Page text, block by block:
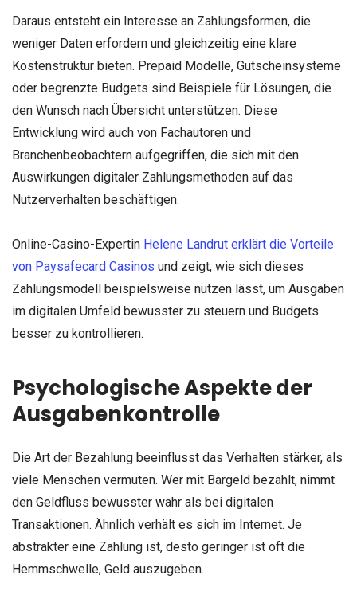
Daraus entsteht ein Interesse an Zahlungsformen, die
weniger Daten erfordern und gleichzeitig eine klare
Kostenstruktur bieten. Prepaid Modelle, Gutscheinsysteme
oder begrenzte Budgets sind Beispiele für Lösungen, die
den Wunsch nach Übersicht unterstützen. Diese
Entwicklung wird auch von Fachautoren und
Branchenbeobachtern aufgegriffen, die sich mit den
Auswirkungen digitaler Zahlungsmethoden auf das
Nutzerverhalten beschäftigen.
Online-Casino-Expertin Helene Landrut erklärt die Vorteile
von Paysafecard Casinos und zeigt, wie sich dieses
Zahlungsmodell beispielsweise nutzen lässt, um Ausgaben
im digitalen Umfeld bewusster zu steuern und Budgets
besser zu kontrollieren.
Psychologische Aspekte der
Ausgabenkontrolle
Die Art der Bezahlung beeinflusst das Verhalten stärker, als
viele Menschen vermuten. Wer mit Bargeld bezahlt, nimmt
den Geldfluss bewusster wahr als bei digitalen
Transaktionen. Ähnlich verhält es sich im Internet. Je
abstrakter eine Zahlung ist, desto geringer ist oft die
Hemmschwelle, Geld auszugeben.